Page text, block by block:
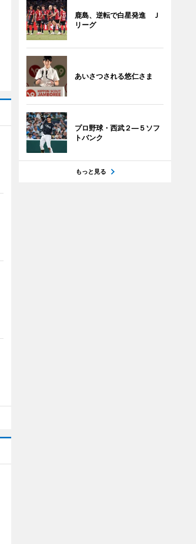
鹿島、逆転で白星発進 Ｊ
リーグ
あいさつされる悠仁さま
プロ野球・西武２―５ソフ
トバンク
もっと見る